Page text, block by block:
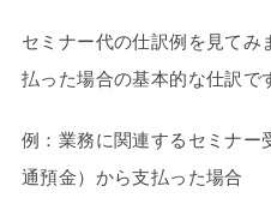
セミナー代の仕訳例を見てみ
払った場合の基本的な仕訳で
例：業務に関連するセミナー
通預金）から支払った場合